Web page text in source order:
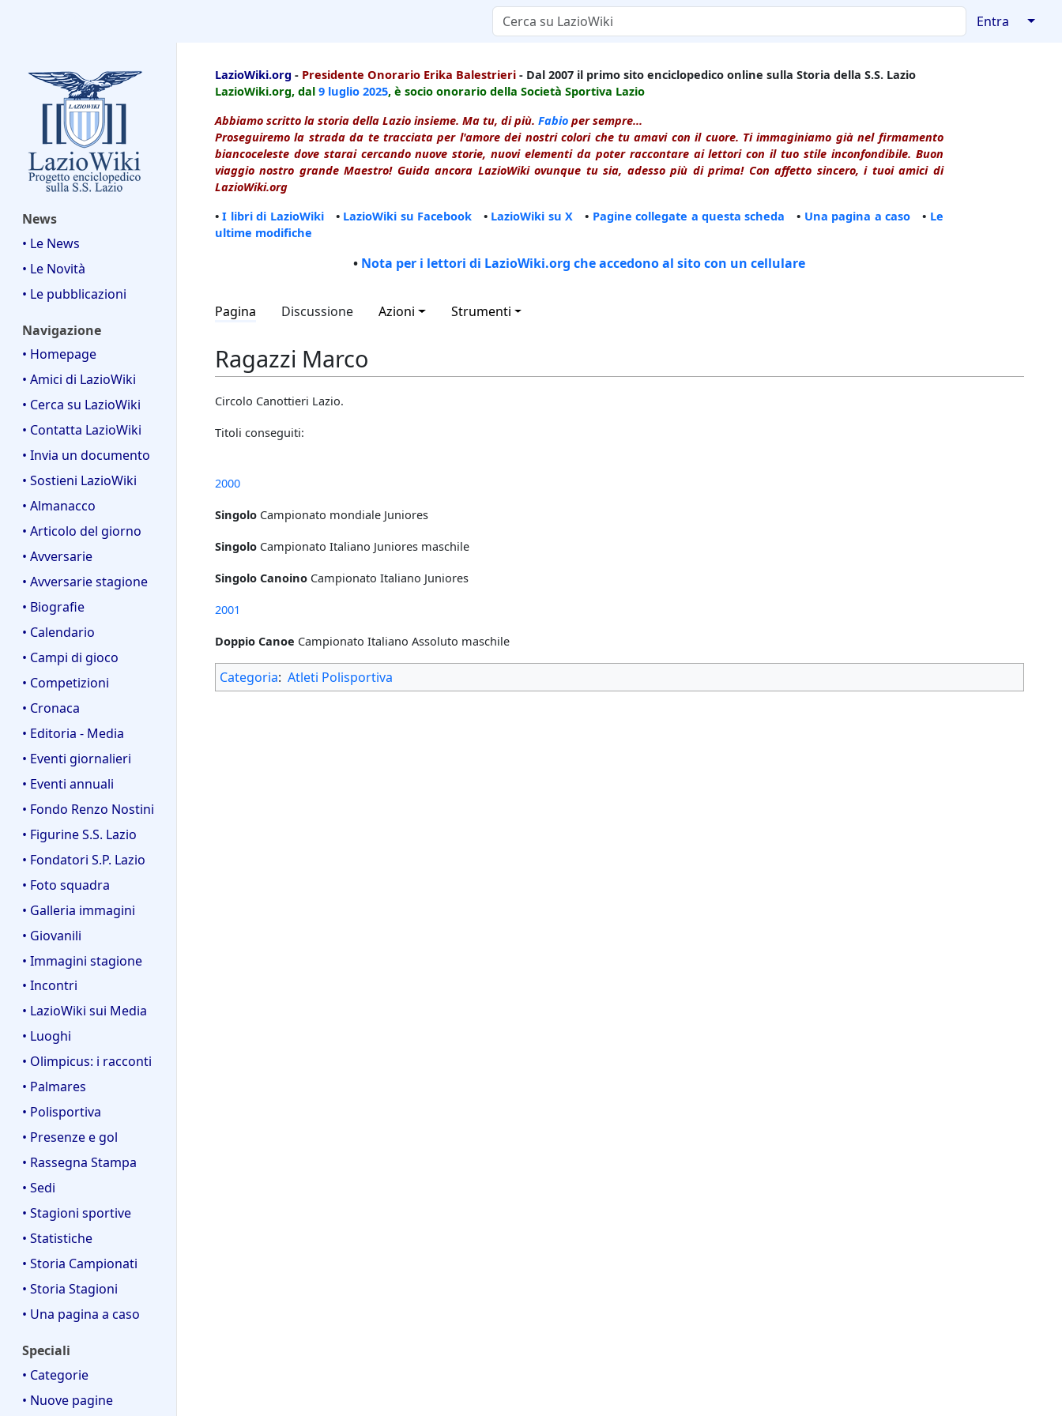
Entra ↓
News
• Le News
• Le Novità
• Le pubblicazioni
Navigazione
• Homepage
• Amici di LazioWiki
• Cerca su LazioWiki
• Contatta LazioWiki
• Invia un documento
• Sostieni LazioWiki
• Almanacco
• Articolo del giorno
• Avversarie
• Avversarie stagione
• Biografie
• Calendario
• Campi di gioco
• Competizioni
• Cronaca
• Editoria - Media
• Eventi giornalieri
• Eventi annuali
• Fondo Renzo Nostini
• Figurine S.S. Lazio
• Fondatori S.P. Lazio
• Foto squadra
• Galleria immagini
• Giovanili
• Immagini stagione
• Incontri
• LazioWiki sui Media
• Luoghi
• Olimpicus: i racconti
• Palmares
• Polisportiva
• Presenze e gol
• Rassegna Stampa
• Sedi
• Stagioni sportive
• Statistiche
• Storia Campionati
• Storia Stagioni
• Una pagina a caso
Speciali
• Categorie
• Nuove pagine
LazioWiki.org - Presidente Onorario Erika Balestrieri - Dal 2007 il primo sito enciclopedico online sulla Storia della S.S. Lazio
LazioWiki.org, dal 9 luglio 2025, è socio onorario della Società Sportiva Lazio
Abbiamo scritto la storia della Lazio insieme. Ma tu, di più. Fabio per sempre...
Proseguiremo la strada da te tracciata per l'amore dei nostri colori che tu amavi con il cuore. Ti immaginiamo già nel firmamento
biancoceleste dove starai cercando nuove storie, nuovi elementi da poter raccontare ai lettori con il tuo stile inconfondibile. Buon
viaggio nostro grande Maestro! Guida ancora LazioWiki ovunque tu sia, adesso più di prima! Con affetto sincero, i tuoi amici di
LazioWiki.org
•I libri di LazioWiki• LazioWiki su Facebook • LazioWiki su X • Pagine collegate a questa scheda • Una pagina a caso • Le
ultime modifiche
• Nota per i lettori di LazioWiki.org che accedono al sito con un cellulare
Pagina Discussione Azioni Strumenti
Ragazzi Marco
Circolo Canottieri Lazio.
Titoli conseguiti:
2000
Singolo Campionato mondiale Juniores
Singolo Campionato Italiano Juniores maschile
Singolo Canoino Campionato Italiano Juniores
2001
Doppio Canoe Campionato Italiano Assoluto maschile
Categoria: Atleti Polisportiva